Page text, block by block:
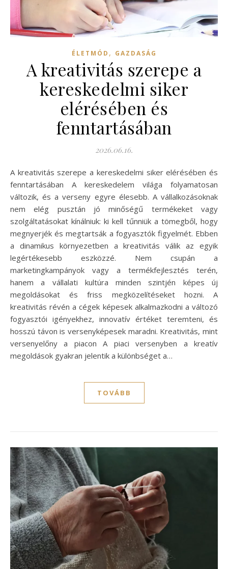
ÉLETMÓD , GAZDASÁG
A kreativitás szerepe a
kereskedelmi siker
elérésében és
fenntartásában
2026.06.16.
A kreativitás szerepe a kereskedelmi siker elérésében és
fenntartásában A kereskedelem világa folyamatosan
változik, és a verseny egyre élesebb. A vállalkozásoknak
nem elég pusztán jó minőségű termékeket vagy
szolgáltatásokat kínálniuk: ki kell tűnniük a tömegből, hogy
megnyerjék és megtartsák a fogyasztók figyelmét. Ebben
a dinamikus környezetben a kreativitás válik az egyik
legértékesebb eszközzé. Nem csupán a
marketingkampányok vagy a termékfejlesztés terén,
hanem a vállalati kultúra minden szintjén képes új
megoldásokat és friss megközelítéseket hozni. A
kreativitás révén a cégek képesek alkalmazkodni a változó
fogyasztói igényekhez, innovatív értéket teremteni, és
hosszú távon is versenyképesek maradni. Kreativitás, mint
versenyelőny a piacon A piaci versenyben a kreatív
megoldások gyakran jelentik a különbséget a…
TOVÁBB